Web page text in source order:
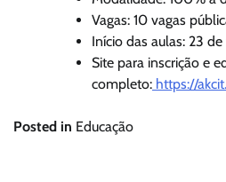
Vagas: 10 vagas
Início das aulas: 23
Site para inscrição e
completo: https://
Posted in Educação